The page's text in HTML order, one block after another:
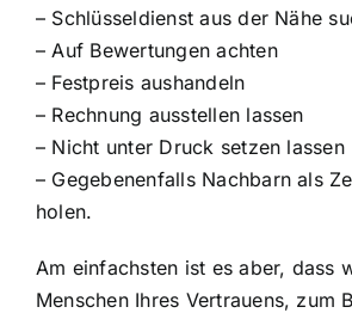
– Schlüsseldienst aus der Nähe
– Auf Bewertungen achten
– Festpreis aushandeln
– Rechnung ausstellen lassen
– Nicht unter Druck setzen lassen
– Gegebenenfalls Nachbarn als
holen.
Am einfachsten ist es aber, dass
Menschen Ihres Vertrauens, zum